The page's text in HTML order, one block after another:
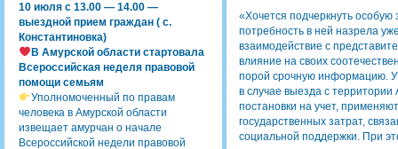
10 июля с 13.00 — 14.00 —
выездной прием граждан ( с.
Константиновка)
В Амурской области стартовала
Всероссийская неделя правовой
помощи семьям
Уполномоченный по правам
человека в Амурской области
извещает амурчан о начале
Всероссийской недели правовой
«Хочется подчеркнуть особую
потребность в ней назрела
взаимодействие с
влияние на своих
порой срочную информацию.
в случае выезда с территории
постановки на учет,
государственных затрат,
социальной поддержки. При